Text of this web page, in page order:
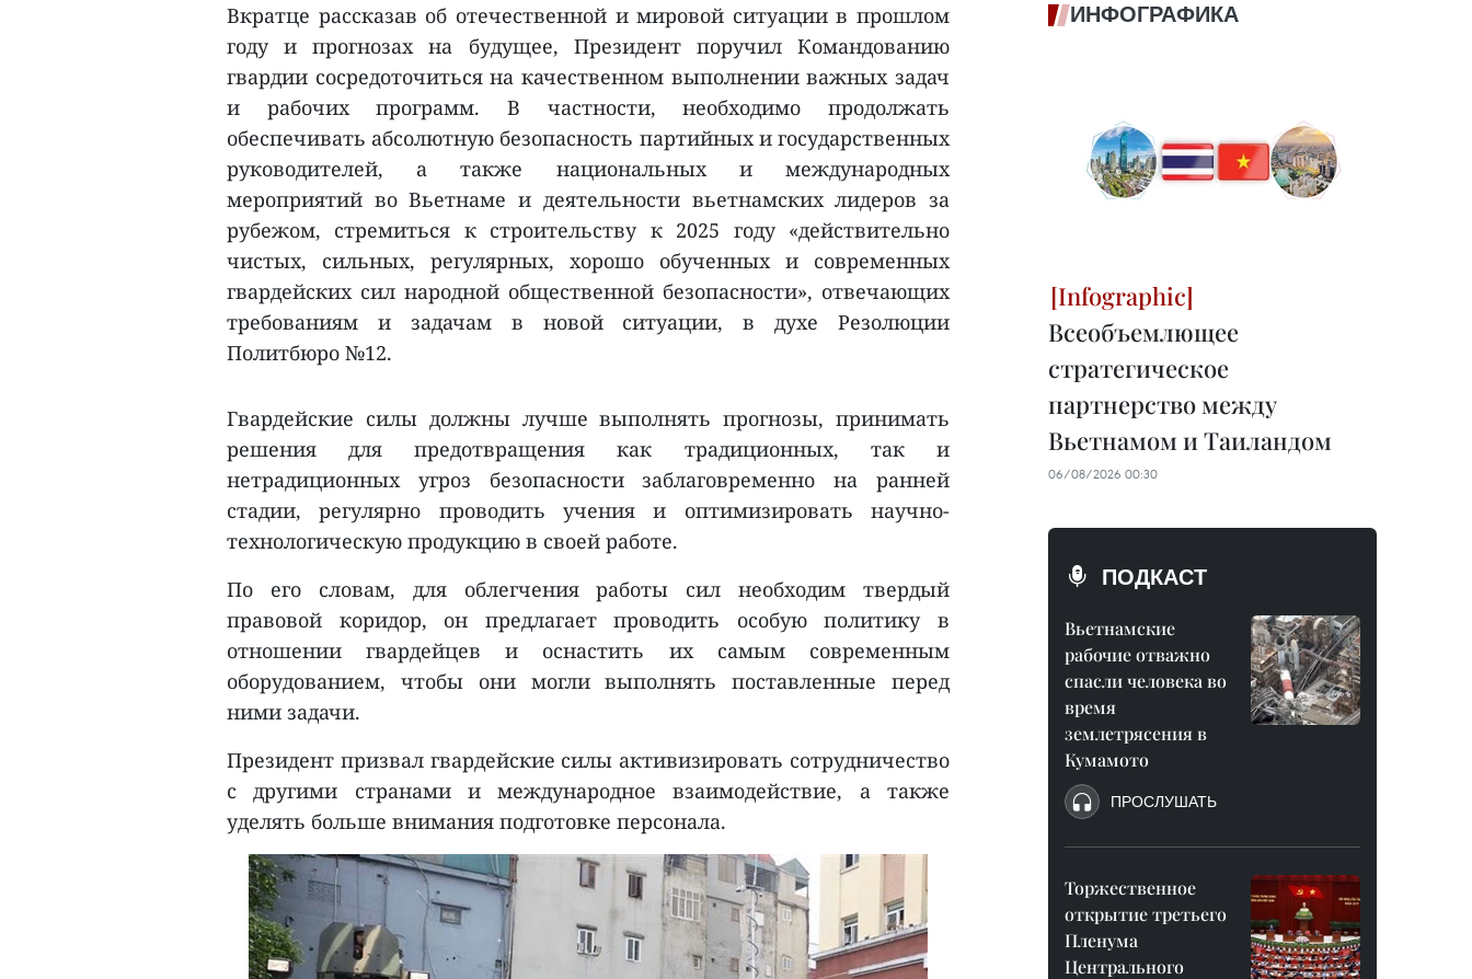
Вкратце рассказав об отечественной и мировой ситуации в прошлом
году и прогнозах на будущее, Президент поручил Командованию
гвардии сосредоточиться на качественном выполнении важных задач
и рабочих программ. В частности, необходимо продолжать
обеспечивать абсолютную безопасность партийных и государственных
руководителей, а также национальных и международных
мероприятий во Вьетнаме и деятельности вьетнамских лидеров за
рубежом, стремиться к строительству к 2025 году «действительно
чистых, сильных, регулярных, хорошо обученных и современных
гвардейских сил народной общественной безопасности», отвечающих
требованиям и задачам в новой ситуации, в духе Резолюции
Политбюро №12.
Гвардейские силы должны лучше выполнять прогнозы, принимать
решения для предотвращения как традиционных, так и
нетрадиционных угроз безопасности заблаговременно на ранней
стадии, регулярно проводить учения и оптимизировать научно-
технологическую продукцию в своей работе.
По его словам, для облегчения работы сил необходим твердый
правовой коридор, он предлагает проводить особую политику в
отношении гвардейцев и оснастить их самым современным
оборудованием, чтобы они могли выполнять поставленные перед
ними задачи.
Президент призвал гвардейские силы активизировать сотрудничество
с другими странами и международное взаимодействие, а также
уделять больше внимания подготовке персонала.
ИНФОГРАФИКА
Всеобъемлющее
стратегическое
партнерство между
Вьетнамом и Таиландом
06/08/2026 00:30
ПОДКАСТ
Вьетнамские
рабочие отважно
спасли человека во
время
землетрясения в
Кумамото
ПРОСЛУШАТЬ
Торжественное
открытие третьего
Пленума
Центрального